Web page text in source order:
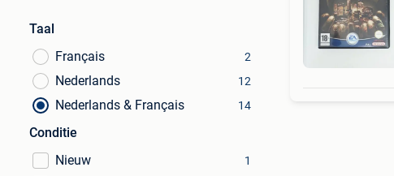
Taal
Français
2
Nederlands 12
Nederlands & Français 14
Conditie
Nieuw
1